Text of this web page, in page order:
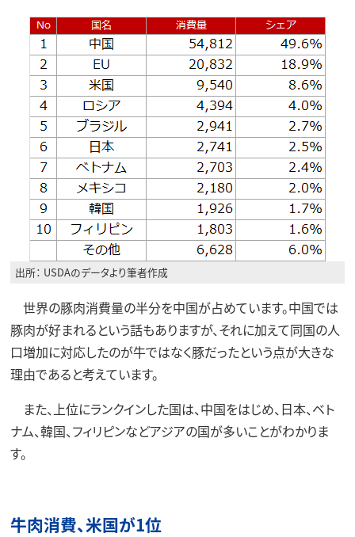
出所： USDAのデータより筆者作成
世界の豚肉消費量の半分を中国が占めています。中国では
豚肉が好まれるという話もありますが、それに加えて同国の人
口増加に対応したのが牛ではなく豚だったという点が大きな
理由であると考えています。
また、上位にランクインした国は、中国をはじめ、日本、ベト
ナム、韓国、フィリピンなどアジアの国が多いことがわかりま
す。
牛肉消費、米国が1位